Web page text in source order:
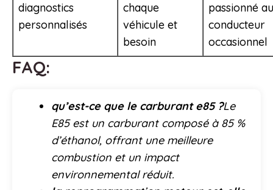
diagnostics
personnalisés
chaque
véhicule et
besoin
passionné au
conducteur
occasionnel
FAQ:
qu’est-ce que le carburant e85 ?Le
E85 est un carburant composé à 85 %
d’éthanol, offrant une meilleure
combustion et un impact
environnemental réduit.